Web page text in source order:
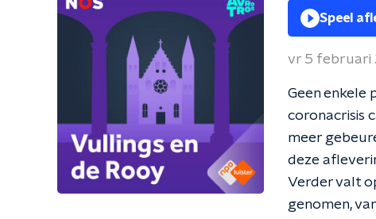
Speel
vr 5 februari
Geen enkele
coronacrisis
meer
deze
Verder valt
genomen,